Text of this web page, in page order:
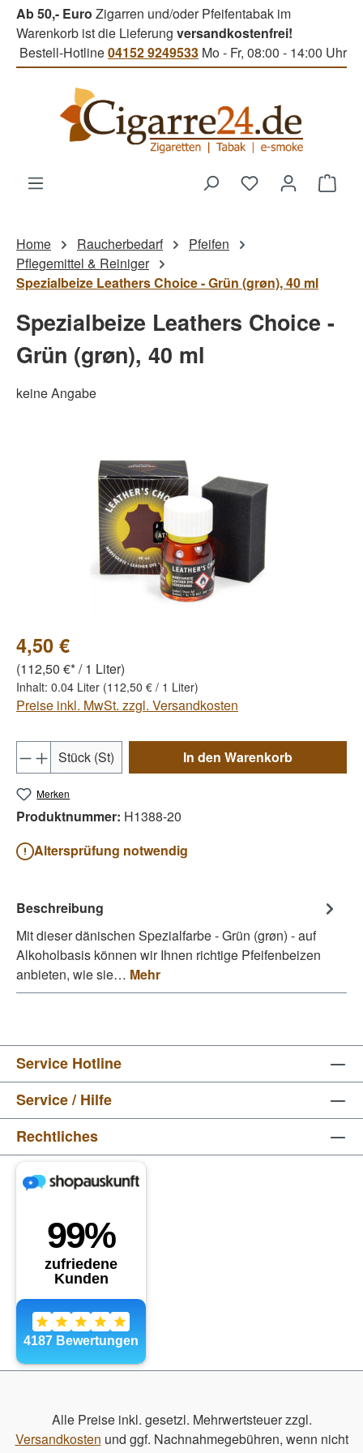
Zum Hauptinhalt springen
Ab 50,- Euro Zigarren und/oder Pfeifentabak im
Warenkorb ist die Lieferung versandkostenfrei!
Bestell-Hotline04152 9249533 Mo - Fr, 08:00 - 14:00 Uhr
Du hast 0
Home Raucherbedarf
Pfeifen
Pflegemittel & Reiniger
Spezialbeize Leathers Choice - Grün (grøn), 40 ml
Spezialbeize Leathers Choice -
Grün (grøn), 40 ml
keine Angabe
4,50 €
(112,50 €* / 1 Liter)
Inhalt: 0.04 Liter (112,50 € / 1 Liter)
Preise inkl. MwSt. zzgl. Versandkosten
Produkt Anzahl: Gib den gewünschten
Stück (St) In den Warenkorb
Merken
Produktnummer: H1388-20
Altersprüfung notwendig
Beschreibung
Mit dieser dänischen Spezialfarbe - Grün (grøn) - auf
Alkoholbasis können wir Ihnen richtige Pfeifenbeizen
anbieten, wie sie… Mehr
Service Hotline
Service / Hilfe
Rechtliches
Alle Preise inkl. gesetzl. Mehrwertsteuer zzgl.
Versandkosten und ggf. Nachnahmegebühren, wenn nicht